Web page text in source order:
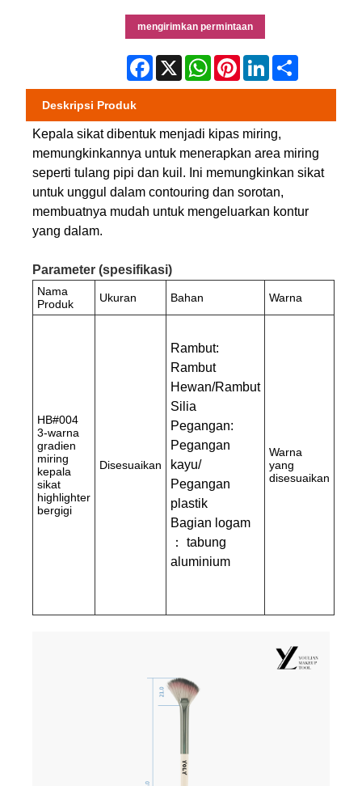
mengirimkan permintaan
Facebook
X WhatsApp
PinterestLinkedIn
Deskripsi Produk
Kepala sikat dibentuk menjadi kipas miring,
memungkinkannya untuk menerapkan area miring
seperti tulang pipi dan kuil. Ini memungkinkan sikat
untuk unggul dalam contouring dan sorotan,
membuatnya mudah untuk mengeluarkan kontur
yang dalam.
Parameter (spesifikasi)
Nama
Produk
Ukuran Bahan Warna
HB#004
3-warna
gradien
miring
kepala
sikat
highlighter
bergigi
Disesuaikan
Rambut:
Rambut
Hewan/Rambut
Silia
Pegangan:
Pegangan
kayu/
Pegangan
plastik
Bagian logam
： tabung
aluminium
Warna
yang
disesuaikan